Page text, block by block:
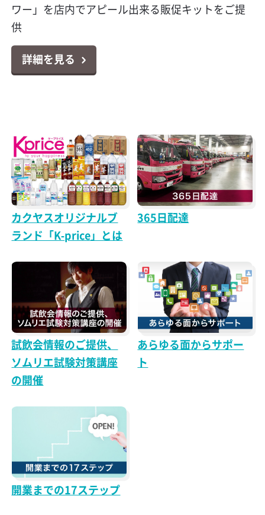
る！クエルボ 1800 レポサド キャンペーン
詳細を見る
ワー」を店内でアピール出来る販促キットをご提
供
詳細を見る
た！
詳細を見る
らお届け可能なテイクアウト容器特集
詳細を見る
な景品と交換出来る「カンパリ・ワイルドターキ
ー マイレージクラブ プログラム」
詳細を見る
カクヤス業務用Facebookページ「カクヤス飲食店
ナビ」を開設しました！
詳細を見る
対策はじめていますか？6月より完全義務化になり
ました！チェックシートの無料ダウンロードもで
きます！
パークリングワイン11選
詳細を見る
カクヤスオリジナルブ
ランド「K-price」とは
365日配達
試飲会情報のご提供、
ソムリエ試験対策講座
の開催
あらゆる面からサポー
ト
開業までの17ステップ